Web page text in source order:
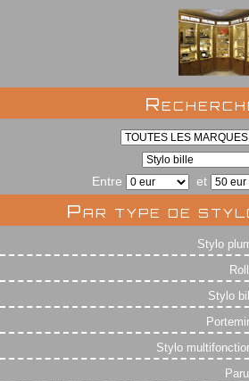
Entre et
Par type de
Stylo
Stylo
Stylo